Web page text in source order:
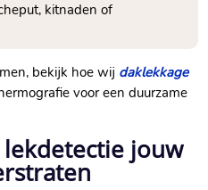
kitnaden of
bekijk hoe wij daklekkage
voor een duurzame
jouw